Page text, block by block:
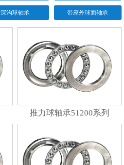
深沟球轴承 带座外球面轴承
推力球轴承51200系列